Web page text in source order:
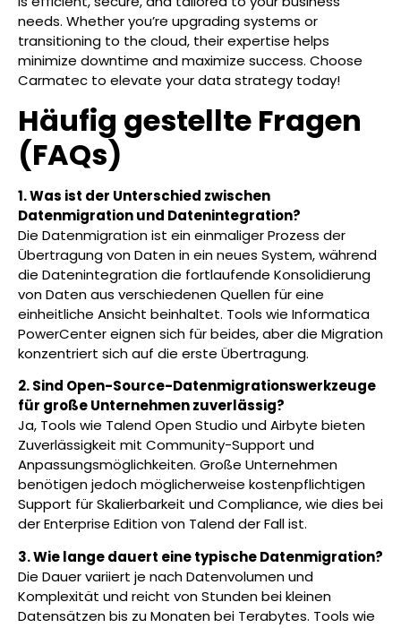
needs. Whether you’re upgrading systems or
transitioning to the cloud, their expertise helps
minimize downtime and maximize success. Choose
Carmatec to elevate your data strategy today!
Häufig gestellte Fragen
(FAQs)
1. Was ist der Unterschied zwischen
Datenmigration und Datenintegration?
Die Datenmigration ist ein einmaliger Prozess der
Übertragung von Daten in ein neues System, während
die Datenintegration die fortlaufende Konsolidierung
von Daten aus verschiedenen Quellen für eine
einheitliche Ansicht beinhaltet. Tools wie Informatica
PowerCenter eignen sich für beides, aber die Migration
konzentriert sich auf die erste Übertragung.
2. Sind Open-Source-Datenmigrationswerkzeuge
für große Unternehmen zuverlässig?
Ja, Tools wie Talend Open Studio und Airbyte bieten
Zuverlässigkeit mit Community-Support und
Anpassungsmöglichkeiten. Große Unternehmen
benötigen jedoch möglicherweise kostenpflichtigen
Support für Skalierbarkeit und Compliance, wie dies bei
der Enterprise Edition von Talend der Fall ist.
3. Wie lange dauert eine typische Datenmigration?
Die Dauer variiert je nach Datenvolumen und
Komplexität und reicht von Stunden bei kleinen
Datensätzen bis zu Monaten bei Terabytes. Tools wie